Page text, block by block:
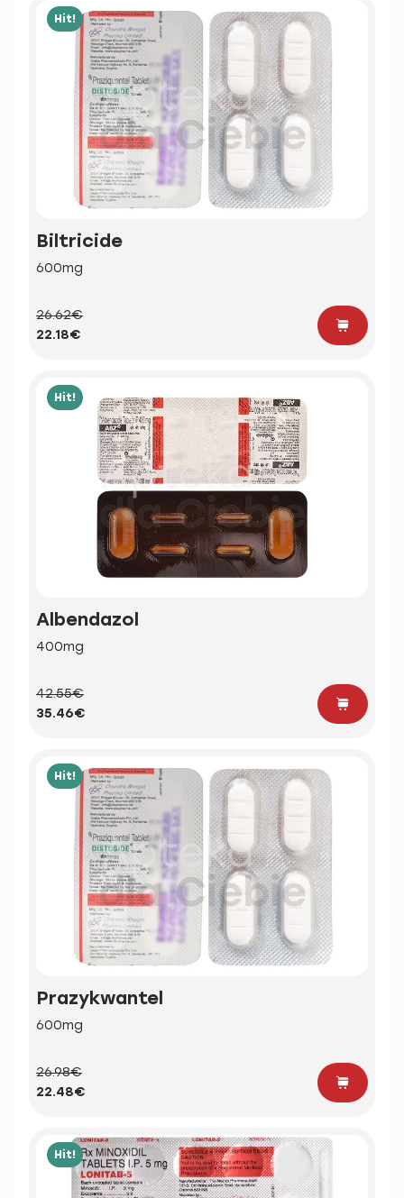
Hit!
Biltricide
600mg
26.62€
22.18€
Hit!
Albendazol
400mg
42.55€
35.46€
Hit!
Prazykwantel
600mg
26.98€
22.48€
Hit!